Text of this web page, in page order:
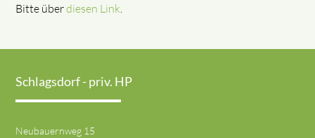
Bitte überdiesen Link
Schlagsdorf - priv. HP
Neubauernweg 15